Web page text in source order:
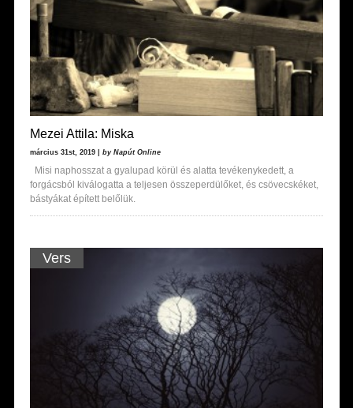
Mezei Attila: Miska
március 31st, 2019 | by Napút Online
Misi naphosszat a gyalupad körül és alatta tevékenykedett, a
forgácsból kiválogatta a teljesen összeperdülőket, és csövecskéket,
bástyákat épített belőlük.
Vers